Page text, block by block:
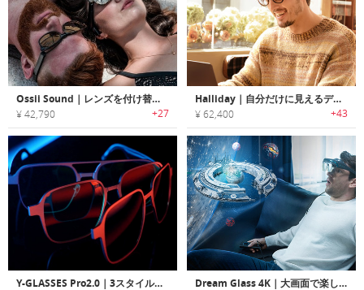
Ossii Sound｜レンズを付け替え可能な超軽量型骨伝導メガネ「オジー」
¥ 42,790 +27
Halliday｜自分だけに見えるディスプレイを搭載し、AIがサポートしてくれるスマートグラス
¥ 62,400 +43
Y-GLASSES Pro2.0｜3スタイル対応・AI翻訳搭載・Hi-Fi高音質、スタイルを自在にサポートする多機能スマートグラス Dream Glass 4K｜大画面で楽しめるポータブルARエンターテインメントヘッドセット「ドリームグラス」